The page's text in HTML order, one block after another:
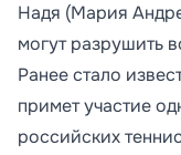
Надя (Мария
могут разрушить
Ранее стало
примет участие
российских